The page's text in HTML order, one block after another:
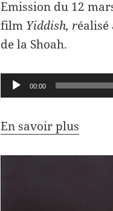
Emission du 12
film Yiddish, r
de la Shoah.
Lecteur
audio
00:00
En savoir plus